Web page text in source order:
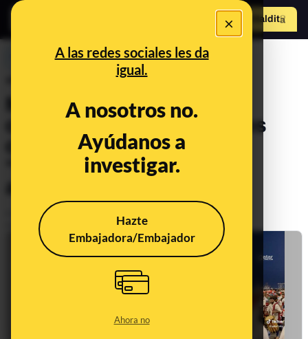
×
A las redes sociales les da
igual.
A nosotros no.
Ayúdanos a
investigar.
Hazte
Embajadora/Embajador
Ahora no
Hazte Maldito
PREBUNKING
“Falsos aficionados en el
Mundial de Catar 2022”: la
organización niega haberlos
contratado y muestra su
“decepción” ante esa
acusación
Publicado el
Actualizado el
Nov 30, 2022, 1:05:00 PM